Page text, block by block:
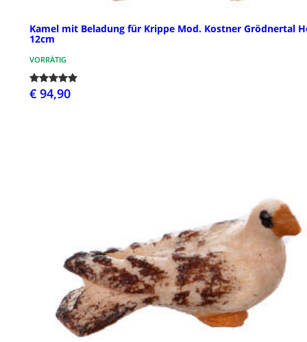
Kamel mit Beladung für Krippe Mod. Kostner Grödnertal
12cm
VORRÄTIG
€ 94,90